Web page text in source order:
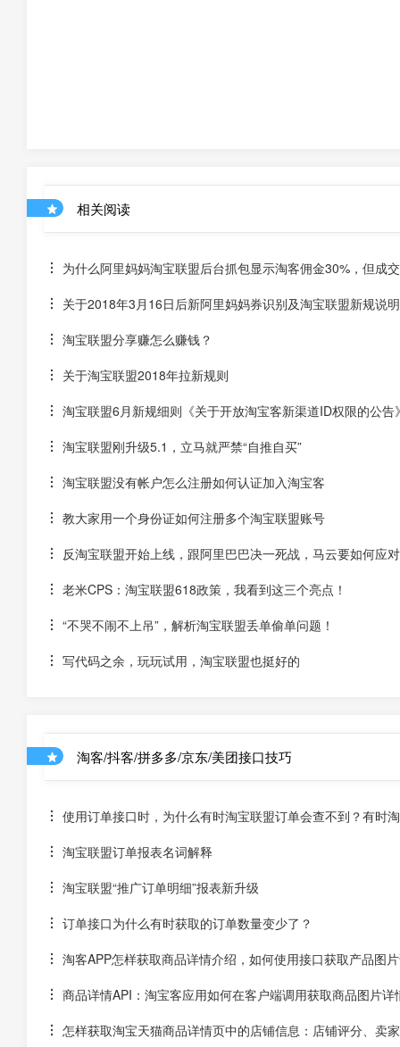
相关阅读
为什么阿里妈妈淘宝联盟后台抓包显示淘客佣金30%，但成
关于2018年3月16日后新阿里妈妈券识别及淘宝联盟新规说明
淘宝联盟分享赚怎么赚钱？
关于淘宝联盟2018年拉新规则
淘宝联盟6月新规细则《关于开放淘宝客新渠道ID权限的公告
淘宝联盟刚升级5.1，立马就严禁“自推自买”
淘宝联盟没有帐户怎么注册如何认证加入淘宝客
教大家用一个身份证如何注册多个淘宝联盟账号
反淘宝联盟开始上线，跟阿里巴巴决一死战，马云要如何应对
老米CPS：淘宝联盟618政策，我看到这三个亮点！
“不哭不闹不上吊”，解析淘宝联盟丢单偷单问题！
写代码之余，玩玩试用，淘宝联盟也挺好的
淘客/抖客/拼多多/京东/美团接口技巧
使用订单接口时，为什么有时淘宝联盟订单会查不到？有时
淘宝联盟订单报表名词解释
淘宝联盟“推广订单明细”报表新升级
订单接口为什么有时获取的订单数量变少了？
淘客APP怎样获取商品详情介绍，如何使用接口获取产品图
商品详情API：淘宝客应用如何在客户端调用获取商品图片详
怎样获取淘宝天猫商品详情页中的店铺信息：店铺评分、卖